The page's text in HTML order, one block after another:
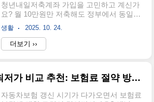
는 것이 아니라, 실제로 신청할 수 있는 단계
별 가이드와 성공 확률을 높이는 실용적인
팁까지 모두 담았습니다. 혹시 지난 몇 년간
연말정산에서 빠뜨린 항목이 있거나, 세금
을 더 많이 낸 것 같다는 생각이 든다면 이
고하고 납부한..
청년내일저축계좌 가입을 고민하고 계신가
요? 월 10만원만 저축해도 정부에서 동일한
금액을 지원해주는 이 특별한 저축 상품은
많은 청년들에게 목돈 마련의 기회를 제공
하고 있습니다. 하지만 가입조건과 신청방
법이 복잡해 망설이는 분들이 많죠.안녕하
소득 조건, 정부지원금 혜택, 그리고 실제 신
히 군인이나 공무원도 가입 가능한지, 어떤
생활 2025. 10. 24.
더보기 ››
자동차보험 최저가 비교 추천: 보험료 절약 방법, 자동차보험 비교사이트
자동차보험 갱신 시기가 다가오면서 보험료